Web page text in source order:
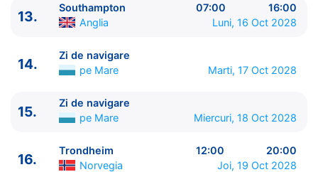
20.
Alofi Niue 10:00 - 23:00
Zi de navigare
00:00 - 00:00
23.
Zi de navigare pe Mare
Molde Norvegia
Zi de navigare
26.
Zi de navigare
00:00 - 00:00
13.
Southampton 07:00
16:00
Anglia
Luni, 16 Oct 2028
14.
Zi de navigare
pe Mare
Marti, 17 Oct 2028
15.
Zi de navigare
pe Mare
Miercuri, 18 Oct 2028
16.
Trondheim 12:00
20:00
Norvegia
Joi, 19 Oct 2028